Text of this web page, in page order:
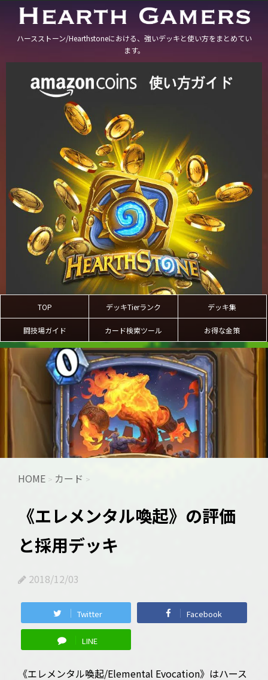
ハースストーン/Hearthstoneにおける、強いデッキと使い方をまとめてい
ます。
TOP デッキTierランク デッキ集
闘技場ガイド カード検索ツール お得な金策
HOME > カード >
《エレメンタル喚起》の評価
と採用デッキ
2018/12/03
Twitter Facebook
LINE
《エレメンタル喚起/Elemental Evocation》はハース